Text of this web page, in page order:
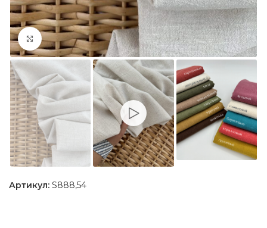
Увеличить
Артикул: S888,54